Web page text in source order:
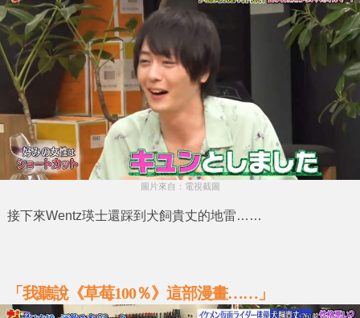
圖片來自：電視截圖
接下來Wentz瑛士還踩到 犬飼貴丈的地雷……
「我聽說《草莓100％》這部漫畫……」